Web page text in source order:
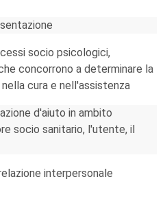
socio psicologici,
concorrono a determinare la
cura e nell'assistenza
d'aiuto in ambito
socio sanitario, l'utente, il
interpersonale